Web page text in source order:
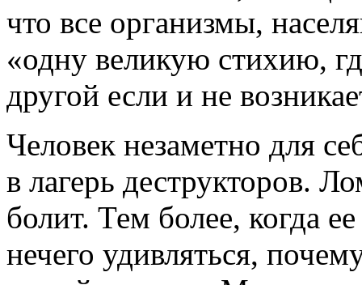
что все организмы,
«одну великую стихию,
другой если и не
Человек незаметно для
в лагерь деструкторов.
болит. Тем более, когда
нечего удивляться,